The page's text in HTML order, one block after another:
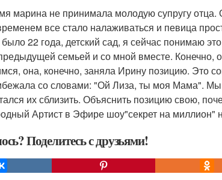
марина не принимала молодую супругу
все стало налаживаться и певица
было 22 года, детский сад, я сейчас понимаю
семьей и со мной вместе. Конечно,
она, конечно, заняла Ирину позицию. Это
со словами: "Ой Лиза, ты моя Мама". Мы
их сблизить. Объяснить позицию свою,
Артист в Эфире шоу"секрет на миллион"
Поделитесь с друзьями!